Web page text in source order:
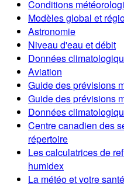
Conditions
Modèles global et
Astronomie
Niveau d'eau et débit
Données
Aviation
Guide des prévisions
Guide des prévisions
Données
Centre canadien des
répertoire
Les calculatrices de
humidex
La météo et votre santé